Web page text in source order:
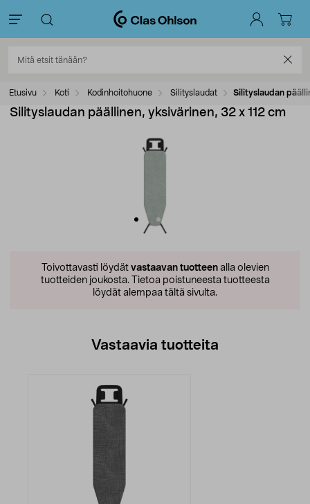
Etusivu Koti Kodinhoitohuone Silityslaudat Silityslaudan
Silityslaudan päällinen, yksivärinen, 32 x 112 cm
Toivottavasti löydät vastaavan tuotteenalla olevien
tuotteiden joukosta. Tietoa poistuneesta tuotteesta
löydät alempaa tältä sivulta.
Vastaavia tuotteita